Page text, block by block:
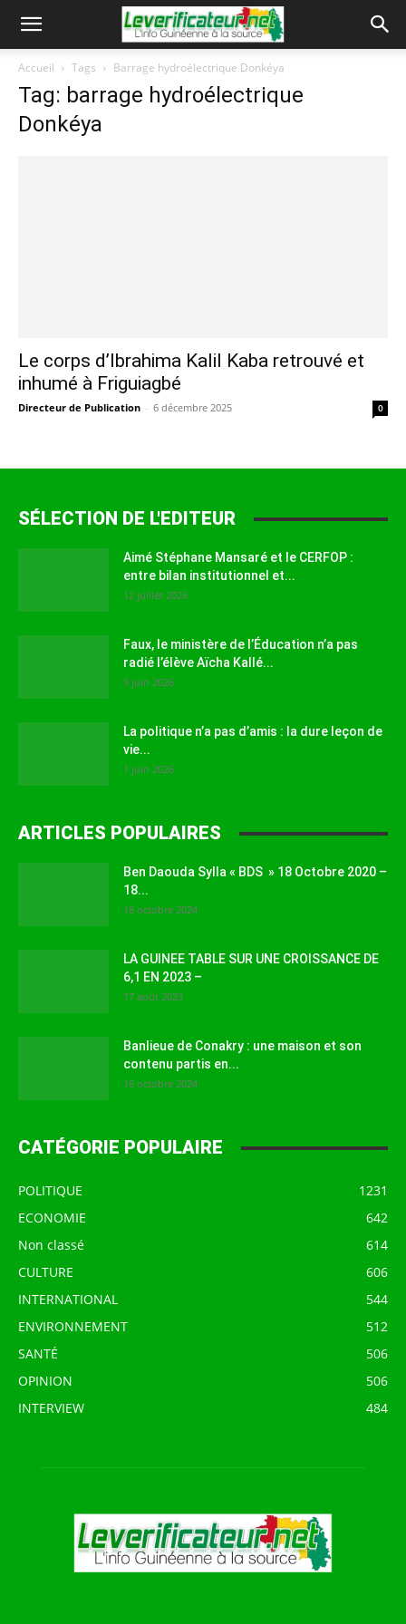
Accueil Tags Barrage hydroélectrique Donkéya
Tag: barrage hydroélectrique
Donkéya
Le corps d’Ibrahima Kalil Kaba retrouvé et
inhumé à Friguiagbé
Directeur de Publication - 6 décembre 2025 0
SÉLECTION DE L'EDITEUR
Aimé Stéphane Mansaré et le CERFOP :
entre bilan institutionnel et...
12 juillet 2026
Faux, le ministère de l’Éducation n’a pas
radié l’élève Aïcha Kallé...
9 juin 2026
La politique n’a pas d’amis : la dure leçon de
vie...
1 juin 2026
ARTICLES POPULAIRES
Ben Daouda Sylla « BDS » 18 Octobre 2020 –
18...
18 octobre 2024
LA GUINEE TABLE SUR UNE CROISSANCE DE
6,1 EN 2023 –
17 août 2023
Banlieue de Conakry : une maison et son
contenu partis en...
16 octobre 2024
CATÉGORIE POPULAIRE
POLITIQUE
1231
ECONOMIE
642
Non classé
614
CULTURE
606
INTERNATIONAL
544
ENVIRONNEMENT
512
SANTÉ
506
OPINION
506
INTERVIEW
484